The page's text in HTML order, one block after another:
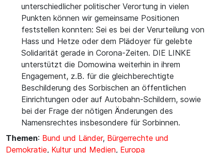
unterschiedlicher politischer Verortung in vielen
Punkten können wir gemeinsame Positionen
feststellen konnten: Sei es bei der Verurteilung von
Hass und Hetze oder dem Plädoyer für gelebte
Solidarität gerade in Corona-Zeiten. DIE LINKE
unterstützt die Domowina weiterhin in ihrem
Engagement, z.B. für die gleichberechtigte
Beschilderung des Sorbischen an öffentlichen
Einrichtungen oder auf Autobahn-Schildern, sowie
bei der Frage der nötigen Änderungen des
Namensrechtes insbesondere für Sorbinnen.
Themen: Bund und Länder, Bürgerrechte und
Demokratie, Kultur und Medien, Europa